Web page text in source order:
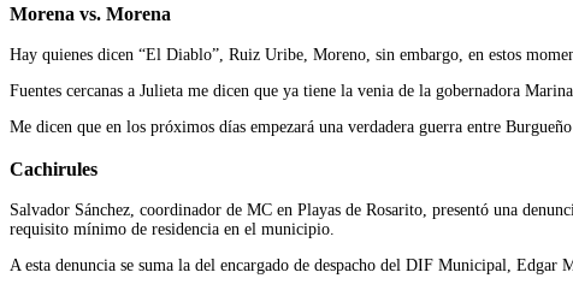
Morena vs. Morena
Hay quienes dicen “El Diablo”, Ruiz Uribe, Moreno, sin embargo, en estos
Fuentes cercanas a Julieta me dicen que ya tiene la venia de la gobernadora
Me dicen que en los próximos días empezará una verdadera guerra entre
Cachirules
Salvador Sánchez, coordinador de MC en Playas de Rosarito, presentó una
requisito mínimo de residencia en el municipio.
A esta denuncia se suma la del encargado de despacho del DIF Municipal, Edgar